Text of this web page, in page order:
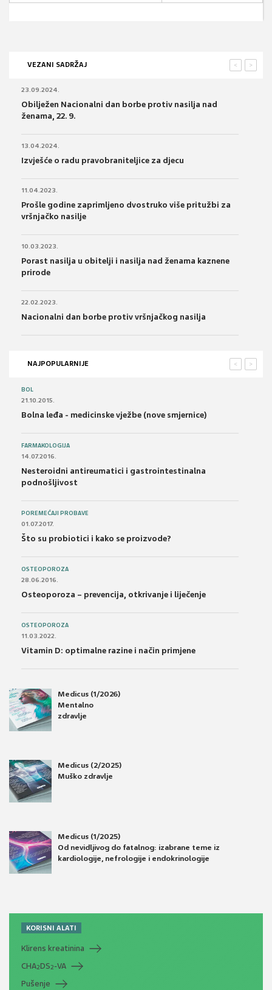
VEZANI SADRŽAJ >
<
23.09.2024.
Obilježen Nacionalni dan borbe protiv nasilja nad
ženama, 22. 9.
13.04.2024.
Izvješće o radu pravobraniteljice za djecu
11.04.2023.
Prošle godine zaprimljeno dvostruko više pritužbi za
vršnjačko nasilje
10.03.2023.
Porast nasilja u obitelji i nasilja nad ženama kaznene
prirode
22.02.2023.
Nacionalni dan borbe protiv vršnjačkog nasilja
NAJPOPULARNIJE >
<
BOL
21.10.2015.
Bolna leđa - medicinske vježbe (nove smjernice)
FARMAKOLOGIJA
14.07.2016.
Nesteroidni antireumatici i gastrointestinalna
podnošljivost
POREMEĆAJI PROBAVE
01.07.2017.
Što su probiotici i kako se proizvode?
OSTEOPOROZA
28.06.2016.
Osteoporoza – prevencija, otkrivanje i liječenje
OSTEOPOROZA
11.03.2022.
Vitamin D: optimalne razine i način primjene
Medicus (1/2026)
Mentalno
zdravlje
Medicus (2/2025)
Muško zdravlje
Medicus (1/2025)
Od nevidljivog do fatalnog: izabrane teme iz
kardiologije, nefrologije i endokrinologije
KORISNI ALATI
Klirens kreatinina
CHA2DS2-VA
Pušenje